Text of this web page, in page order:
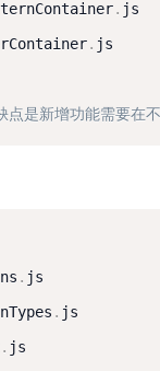
. js
. js
是新增功能需要在
. js
. js
. js